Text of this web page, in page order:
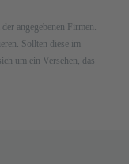
angegebenen Firmen.
Sollten diese im
um ein Versehen, das